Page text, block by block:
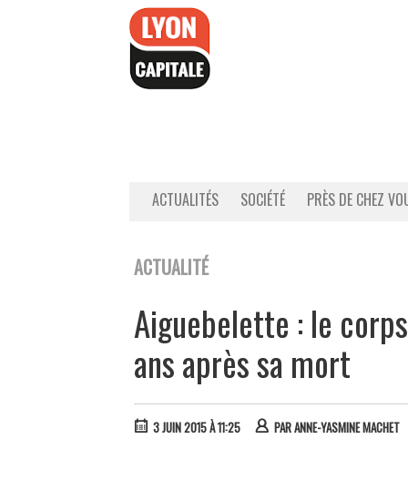
ACTUALITÉS SOCIÉTÉ PRÈS DE CHEZ
ACTUALITÉ
Aiguebelette : le
ans après sa mort
3 JUIN 2015 À 11:25 PARANNE-YASMINE MACHET